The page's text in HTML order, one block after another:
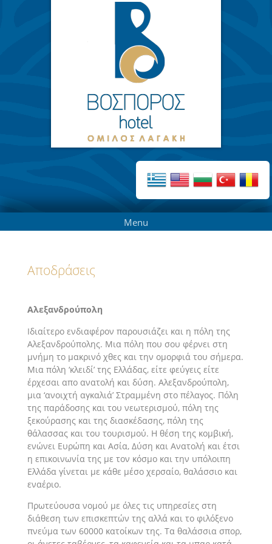
Menu
Αποδράσεις
Αλεξανδρούπολη
Ιδιαίτερο ενδιαφέρον παρουσιάζει και η πόλη της
Αλεξανδρούπολης. Μια πόλη που σου φέρνει στη
μνήμη το μακρινό χθες και την ομορφιά του σήμερα.
Μια πόλη ‘κλειδί’ της Ελλάδας, είτε φεύγεις είτε
έρχεσαι απο ανατολή και δύση. Αλεξανδρούπολη,
μια ‘ανοιχτή αγκαλιά’ Στραμμένη στο πέλαγος. Πόλη
της παράδοσης και του νεωτερισμού, πόλη της
ξεκούρασης και της διασκέδασης, πόλη της
θάλασσας και του τουρισμού. Η θέση της κομβική,
ενώνει Ευρώπη και Ασία, Δύση και Ανατολή και έτσι
η επικοινωνία της με τον κόσμο και την υπόλοιπη
Ελλάδα γίνεται με κάθε μέσο χερσαίο, θαλάσσιο και
εναέριο.
Πρωτεύουσα νομού με όλες τις υπηρεσίες στη
διάθεση των επισκεπτών της αλλά και το φιλόξενο
πνεύμα των 60000 κατοίκων της. Τα θαλάσσια σπορ,